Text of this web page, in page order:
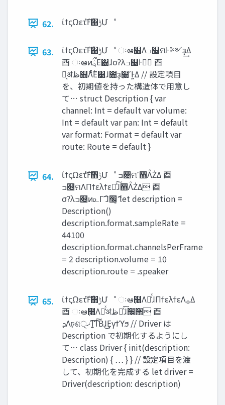
62. ίϯςΩετํࣜͰ΋࣮‫ݱ‬Մೳ
63.
ίϯςΩετํࣜͰ΋࣮‫ݱ‬Մೳ ઃఆ߲໨Λߏ଄ମͰ༻ҙ͢Δ
⾣ ઃఆͷྲྀΕ͸ɺσʔλߏ଄Ͱಋ͘ ⾣
Կ͔ॳ‫ظ‬஋Λ࣋ͨͤΕ͹ɺ೚ҙ߲໨ʹͰ͖Δ // 設定項目
を、初期値を持った構造体で用意し
て… struct Description { var
channel: Int = default var volume:
Int = default var pan: Int = default
var format: Format = default var
route: Route = default }
64.
ίϯςΩετํࣜͰ΋࣮‫ݱ‬Մೳ ߏ଄ମʹ஋ΛͦΖ͑Δ ⾣
ߏ଄ମΛΠϯελϯεԽͯ͠ɺ஋ΛͦΖ͑Δ ⾣
σʔλߏ଄ͷ௨Γʹɺิ‫͘ޮ͕׬‬ let description =
Description()
description.format.sampleRate =
44100
description.format.channelsPerFrame
= 2 description.volume = 10
description.route = .speaker
65.
ίϯςΩετํࣜͰ΋࣮‫ݱ‬Մೳ ઃఆ߲໨Λఴ͑ͯɺΠϯελϯεΛ࡞Δ
⾣ ઃఆ߲໨Λఴ͑ͯॳ‫ظ‬Խͯ͠ɺ‫׬‬੒ ⾣
‫ܕ‬Λঢ়ଶ੍‫ͳ͍ͳ͠ޚ‬Βɺ͜Ε͕γϯϓϧ // Driver は
Description で初期化するようにし
て… class Driver { init(description:
Description) { … } } // 設定項目を渡
して、初期化を完成する let driver =
Driver(description: description)